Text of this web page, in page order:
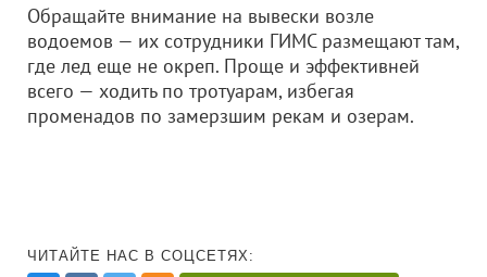
Обращайте внимание на вывески возле
водоемов — их сотрудники ГИМС размещают там,
где лед еще не окреп. Проще и эффективней
всего — ходить по тротуарам, избегая
променадов по замерзшим рекам и озерам.
ЧИТАЙТЕ НАС В СОЦСЕТЯХ: